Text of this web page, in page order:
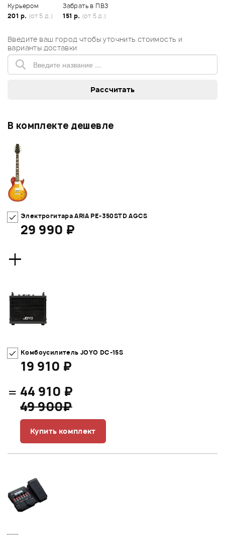
Курьером
201 р. (от 5 д.)
Забрать в ПВЗ
151 р. (от 5 д.)
Введите ваш город чтобы уточнить стоимость и
варианты доставки
В комплекте дешевле
Электрогитара ARIA PE-350STD AGCS
29 990 ₽
+
Комбоусилитель JOYO DC-15S
19 910 ₽
= 44 910 ₽
49 900₽
Купить комплект